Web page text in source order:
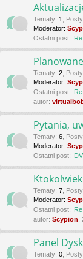
Tematy: 1 Posty
Moderator:
Ostatni post:
Tematy: 2 Posty
Moderator:
Ostatni post:
autor:
Pytania,
Tematy: 6 Posty
Moderator:
Ostatni post:
Tematy: 7 Posty
Moderator:
Ostatni post:
autor: Scypion
Panel
Tematy: 0 Posty